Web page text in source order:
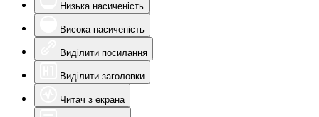
Низька насиченість
Висока насиченість
Виділити посилання
Виділити заголовки
Читач з екрана